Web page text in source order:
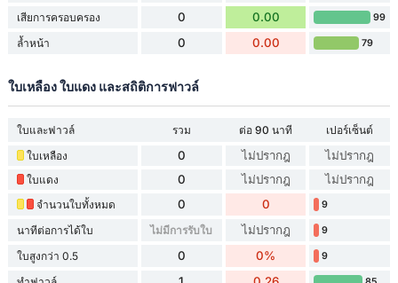
เสียการครอบครอง 0 0.00 99
ล้ำหน้า 0 0.00 79
ใบเหลือง ใบแดง และสถิติการฟาวล์
ใบและฟาวล์ รวม ต่อ 90 นาที
เปอร์เซ็นต์
ใบเหลือง
0 ไม่ปรากฎ ไม่ปรากฎ
ใบแดง 0 ไม่ปรากฎ ไม่ปรากฎ
จำนวนใบทั้งหมด 0 0 9
นาทีต่อการได้ใบ ไม่มีการรับใบ ไม่ปรากฎ 9
ใบสูงกว่า 0.5 0 0% 9